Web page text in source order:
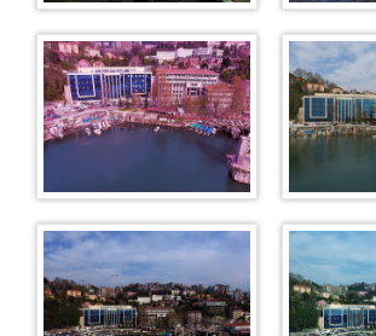
Aile Suçları Soruşturma Bürosu
Çocuk Suçları Soruşturma Bürosu
Uyuşturucu Suçları Soruşturma Bürosu
Memur Suçları Soruşturma Bürosu
Basın Suçları Soruşturma Bürosu
Seri Yargılama Soruşturma Bürosu
Zamanaşımı Suçları Bürosu
İlamat ve İnfaz Bürosu
Uzlaştırma Bürosu